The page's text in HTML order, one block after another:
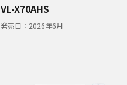
VL-X70AHS
発売日： 2026年6月